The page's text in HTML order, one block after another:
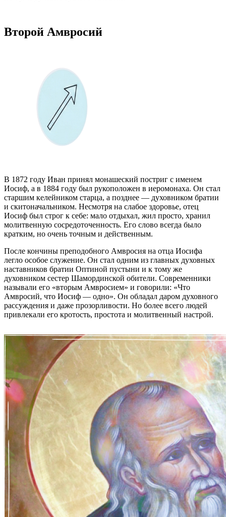
Второй Амвросий
В 1872 году Иван принял монашеский постриг с именем
Иосиф, а в 1884 году был рукоположен в иеромонаха. Он стал
старшим келейником старца, а позднее — духовником братии
и скитоначальником. Несмотря на слабое здоровье, отец
Иосиф был строг к себе: мало отдыхал, жил просто, хранил
молитвенную сосредоточенность. Его слово всегда было
кратким, но очень точным и действенным.
После кончины преподобного Амвросия на отца Иосифа
легло особое служение. Он стал одним из главных духовных
наставников братии Оптиной пустыни и к тому же
духовником сестер Шамординской обители. Современники
называли его «вторым Амвросием» и говорили: «Что
Амвросий, что Иосиф — одно». Он обладал даром духовного
рассуждения и даже прозорливости. Но более всего людей
привлекали его кротость, простота и молитвенный настрой.